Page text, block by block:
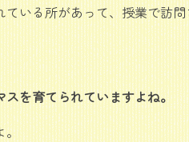
いる所があって、授業で訪
を育てられていますよね。
。